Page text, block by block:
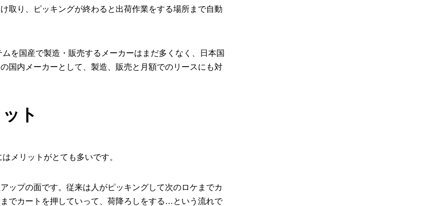
取り、ピッキングが終わると出荷作業をする場所まで自動
を国産で製造・販売するメーカーはまだ多くなく、日本国
国内メーカーとして、製造、販売と月額でのリースにも対
ト
メリットがとても多いです。
ップの面です。従来は人がピッキングして次のロケまでカ
でカートを押していって、荷降ろしをする…という流れで